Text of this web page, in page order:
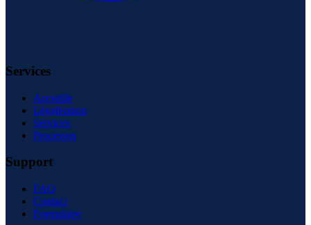
Services
Apostille
Légalisation
Services
Processus
Support
FAQ
Contact
Formulaire